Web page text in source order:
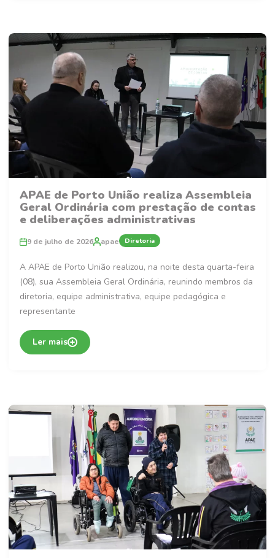
APAE de Porto União realiza Assembleia
Geral Ordinária com prestação de contas
e deliberações administrativas
9 de julho de 2026 apae Diretoria
A APAE de Porto União realizou, na noite desta quarta-feira
(08), sua Assembleia Geral Ordinária, reunindo membros da
diretoria, equipe administrativa, equipe pedagógica e
representante
Ler mais